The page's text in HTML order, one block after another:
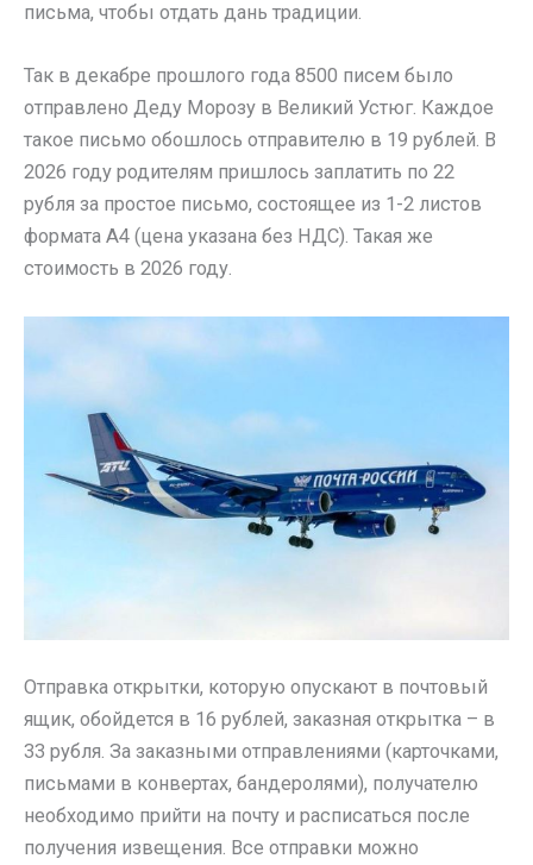
письма, чтобы отдать дань традиции.
Так в декабре прошлого года 8500 писем было
отправлено Деду Морозу в Великий Устюг. Каждое
такое письмо обошлось отправителю в 19 рублей. В
2026 году родителям пришлось заплатить по 22
рубля за простое письмо, состоящее из 1-2 листов
формата А4 (цена указана без НДС). Такая же
стоимость в 2026 году.
Отправка открытки, которую опускают в почтовый
ящик, обойдется в 16 рублей, заказная открытка – в
33 рубля. За заказными отправлениями (карточками,
письмами в конвертах, бандеролями), получателю
необходимо прийти на почту и расписаться после
получения извещения. Все отправки можно